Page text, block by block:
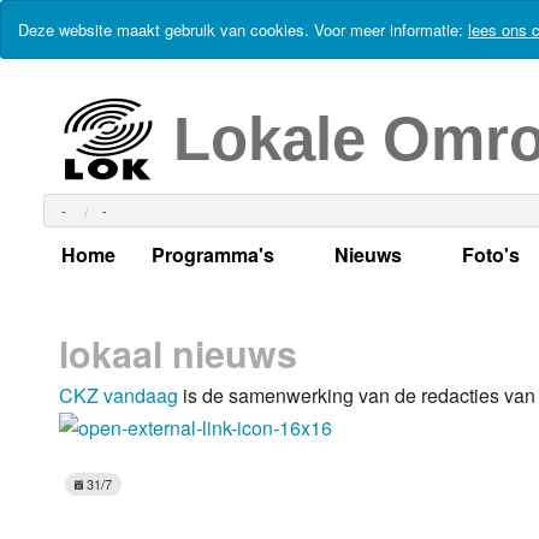
Deze website maakt gebruik van cookies. Voor meer informatie: lees ons
Lokale
- -
Home Programma's
Weekschema
Per dag
Nieuws Foto's
lokaal nieuws
CKZ vandaag is de samenwerking van de redacties
31/7